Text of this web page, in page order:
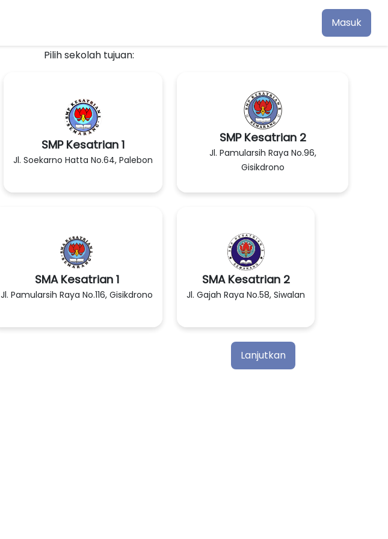
Masuk
Pilih sekolah tujuan:
SMP Kesatrian 1
Jl. Soekarno Hatta No.64, Palebon
SMP Kesatrian 2
Jl. Pamularsih Raya No.96,
Gisikdrono
SMA Kesatrian 1
Jl. Pamularsih Raya No.116, Gisikdrono
SMA Kesatrian 2
Jl. Gajah Raya No.58, Siwalan
Lanjutkan